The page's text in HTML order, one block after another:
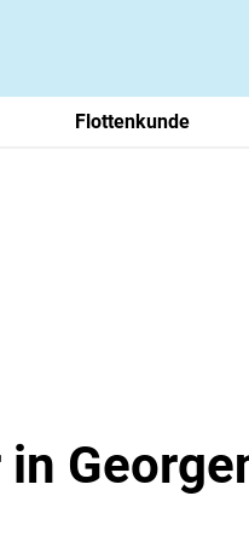
Flottenkunde